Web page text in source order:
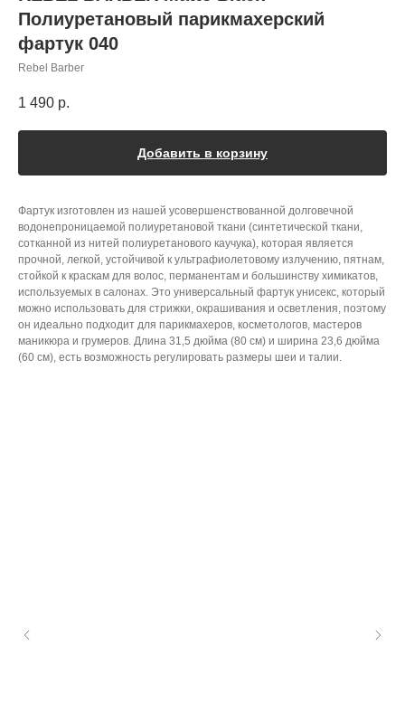
Полиуретановый парикмахерский
фартук 040
Rebel Barber
1 490 р.
Добавить в корзину
Фартук изготовлен из нашей усовершенствованной долговечной
водонепроницаемой полиуретановой ткани (синтетической ткани,
сотканной из нитей полиуретанового каучука), которая является
прочной, легкой, устойчивой к ультрафиолетовому излучению, пятнам,
стойкой к краскам для волос, перманентам и большинству химикатов,
используемых в салонах. Это универсальный фартук унисекс, который
можно использовать для стрижки, окрашивания и осветления, поэтому
он идеально подходит для парикмахеров, косметологов, мастеров
маникюра и грумеров. Длина 31,5 дюйма (80 см) и ширина 23,6 дюйма
(60 см), есть возможность регулировать размеры шеи и талии.